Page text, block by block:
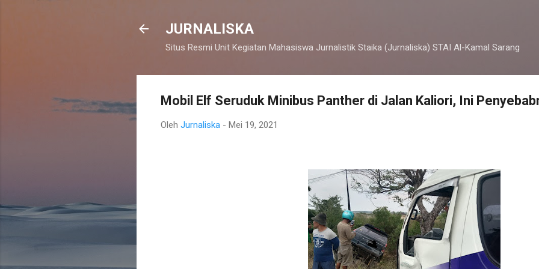
JURNALISKA
Situs Resmi Unit Kegiatan Mahasiswa Jurnalistik Staika (Jurnaliska) STAI Al-Kamal Sarang
Mobil Elf Seruduk Minibus Panther di Jalan Kaliori, Ini
Oleh Jurnaliska - Mei 19, 2021